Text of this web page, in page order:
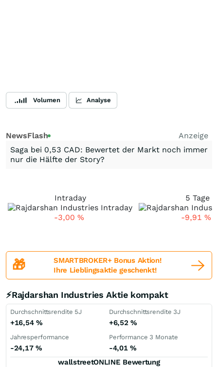
Volumen Analyse
NewsFlash
Anzeige
Saga bei 0,53 CAD: Bewertet der Markt noch immer
nur die Hälfte der Story?
Intraday
-3,00 %
5 Tage
-9,91 %
🎁
SMARTBROKER+ Bonus Aktion!
Ihre Lieblingsaktie geschenkt!
⚡Rajdarshan Industries Aktie kompakt
Durchschnittsrendite 5J
+16,54 %
Durchschnittsrendite 3J
+6,52%
Jahresperformance
-24,17 %
Performance 3 Monate
-4,01%
wallstreetONLINE Bewertung